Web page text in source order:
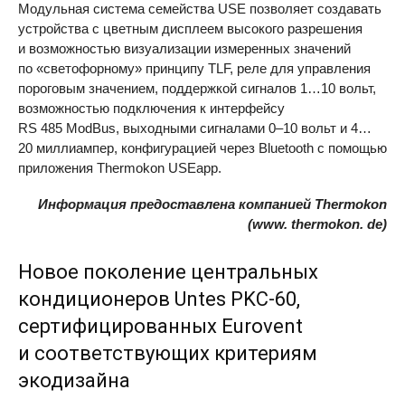
Модульная система семейства USE позволяет создавать
устройства с цветным дисплеем высокого разрешения
и возможностью визуализации измеренных значений
по «светофорному» принципу TLF, реле для управления
пороговым значением, поддержкой сигналов 1…10 вольт,
возможностью подключения к интерфейсу
RS 485 ModBus, выходными сигналами 0–10 вольт и 4…
20 миллиампер, конфигурацией через Bluetooth с помощью
приложения Thermokon USEapp.
Информация предоставлена компанией Thermokon
(www. thermokon. de)
Новое поколение центральных
кондиционеров Untes PKC-60,
сертифицированных Eurovent
и соответствующих критериям
экодизайна